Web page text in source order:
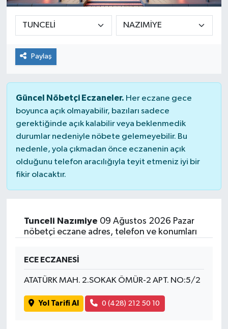
Paylaş
Güncel Nöbetçi Eczaneler. Her eczane gece
boyunca açık olmayabilir, bazıları sadece
gerektiğinde açık kalabilir veya beklenmedik
durumlar nedeniyle nöbete gelemeyebilir. Bu
nedenle, yola çıkmadan önce eczanenin açık
olduğunu telefon aracılığıyla teyit etmeniz iyi bir
fikir olacaktır.
Tunceli Nazımiye 09 Ağustos 2026 Pazar
nöbetçi eczane adres, telefon ve konumları
ECE ECZANESİ
ATATÜRK MAH. 2.SOKAK ÖMÜR-2 APT. NO:5/2
Yol Tarifi Al 0 (428) 212 50 10